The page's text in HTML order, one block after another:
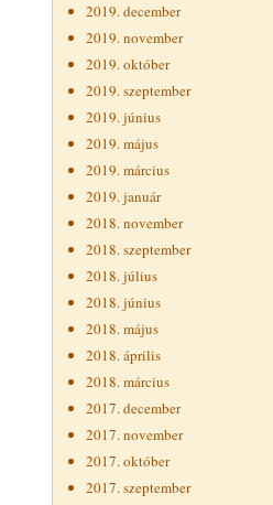
2019. december
2019. november
2019. október
2019. szeptember
2019. június
2019. május
2019. március
2019. január
2018. november
2018. szeptember
2018. július
2018. június
2018. május
2018. április
2018. március
2017. december
2017. november
2017. október
2017. szeptember